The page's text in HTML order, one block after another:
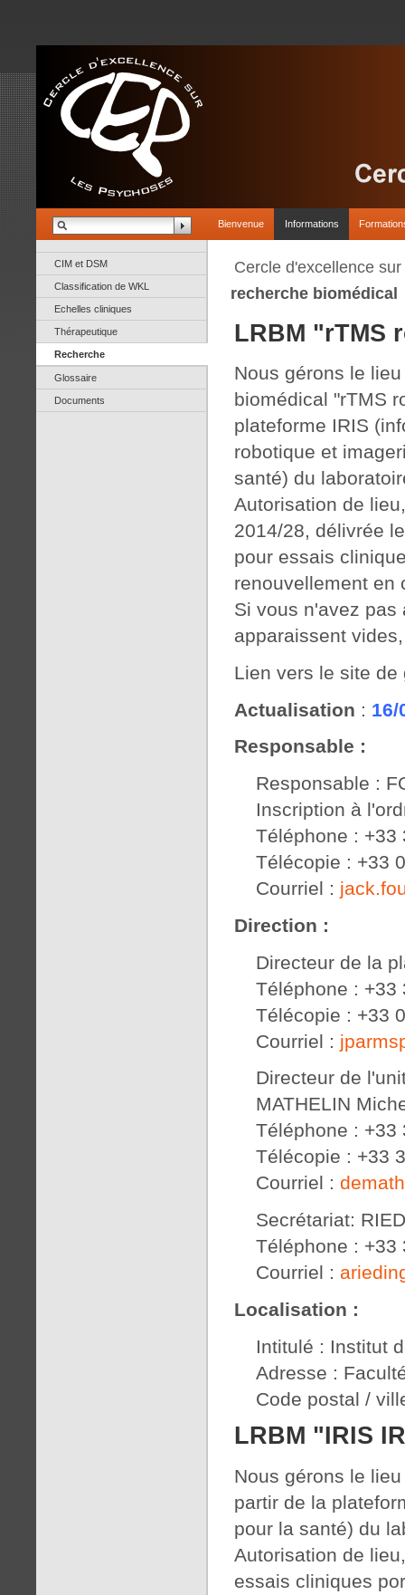
Bienvenue Informations
CIM et DSM
Classification de WKL
Echelles cliniques
Thérapeutique
Recherche
Glossaire
Documents
Cercle d'excellence
recherche biomédical
LRBM "rTMS
Nous gérons le
biomédical "rTMS
plateforme IRIS
robotique et
santé) du
Autorisation de
2014/28, délivrée
pour essais
renouvellement en
Si vous n'avez pas
apparaissent
Lien vers le site de
Actualisation : 16/
Responsable :
Responsable :
Inscription à
Téléphone : +33
Télécopie : +33
Courriel :
Direction :
Directeur de la
Téléphone : +33
Télécopie : +33
Courriel :
Directeur de
MATHELIN
Téléphone : +33
Télécopie : +33
Courriel :
Secrétariat:
Téléphone : +33
Courriel :
Localisation :
Intitulé : Institut
Adresse :
Code postal /
LRBM "IRIS
Nous gérons le
partir de la
pour la santé) du
Autorisation de
essais cliniques